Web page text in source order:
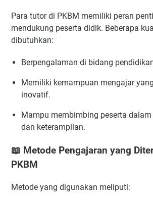
Para tutor di PKBM memiliki peran
mendukung peserta didik. Beberapa
dibutuhkan:
Berpengalaman di bidang
Memiliki kemampuan mengajar
inovatif.
Mampu membimbing peserta
dan keterampilan.
📖 Metode Pengajaran yang
PKBM
Metode yang digunakan meliputi: